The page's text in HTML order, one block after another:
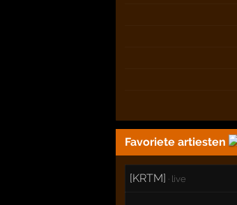
Favoriete artiesten
[KRTM] · live